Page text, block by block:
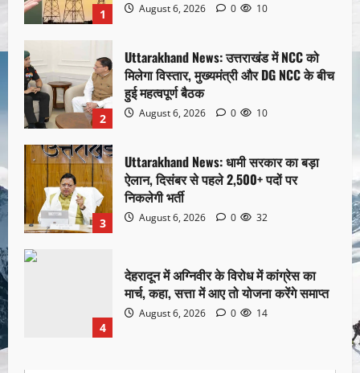
1 August 6, 2026 0 10
2
Uttarakhand News: उत्तराखंड में NCC को
मिलेगा विस्तार, मुख्यमंत्री और DG NCC के बीच
हुई महत्वपूर्ण बैठक
August 6, 2026 0 10
3
Uttarakhand News: धामी सरकार का बड़ा
ऐलान, दिसंबर से पहले 2,500+ पदों पर
निकलेगी भर्ती
August 6, 2026 0 32
4
देहरादून में अग्निवीर के विरोध में कांग्रेस का
मार्च, कहा, सत्ता में आए तो योजना करेंगे समाप्त
August 6, 2026 0 14